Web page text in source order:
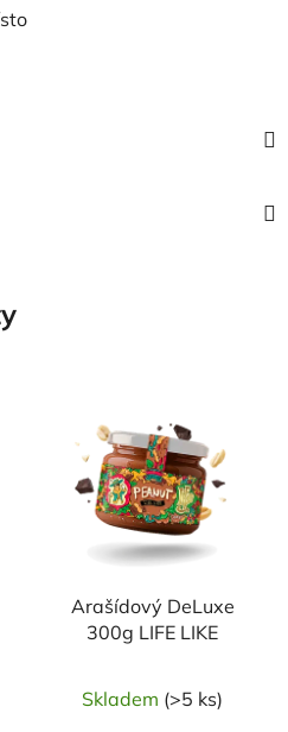
Arašídový DeLuxe
300g LIFE LIKE
Skladem (>5 ks)